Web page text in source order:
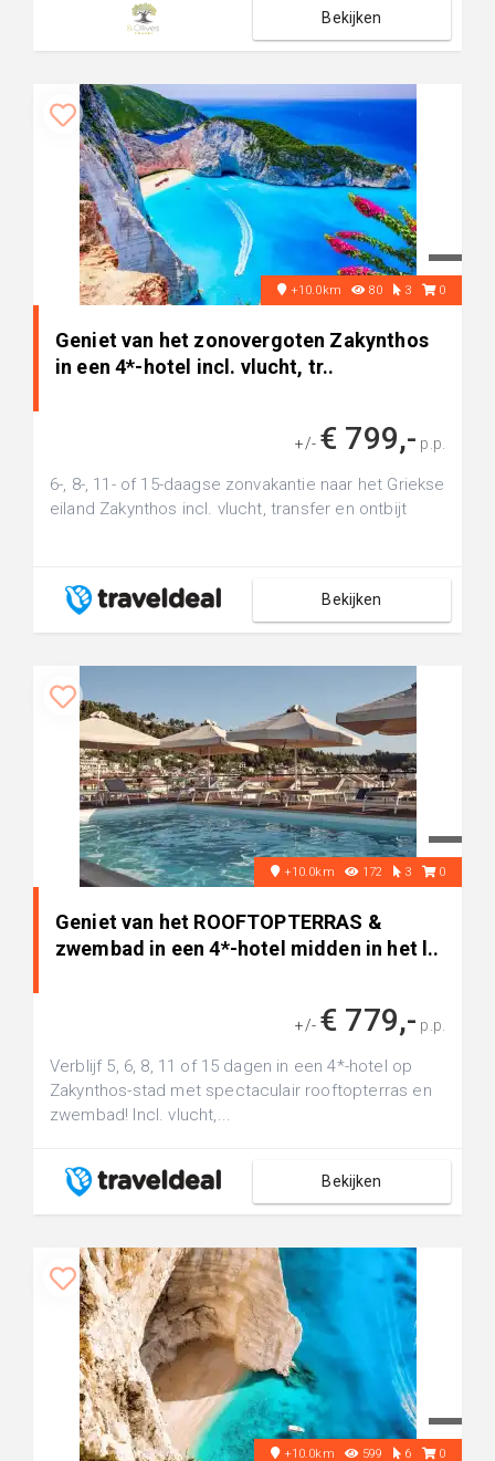
Bekijken
+10.0km 80 3 0
Geniet van het zonovergoten Zakynthos
in een 4*-hotel incl. vlucht, tr..
+/- € 799,- p.p.
6-, 8-, 11- of 15-daagse zonvakantie naar het Griekse
eiland Zakynthos incl. vlucht, transfer en ontbijt
Bekijken
+10.0km 172 3 0
Geniet van het ROOFTOPTERRAS &
zwembad in een 4*-hotel midden in het l..
+/- € 779,- p.p.
Verblijf 5, 6, 8, 11 of 15 dagen in een 4*-hotel op
Zakynthos-stad met spectaculair rooftopterras en
zwembad! Incl. vlucht,...
Bekijken
+10.0km 599 6 0